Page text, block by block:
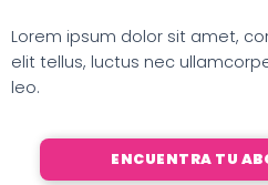
Lorem ipsum dolor sit amet,
elit tellus, luctus nec
leo.
ENCUENTRA TU